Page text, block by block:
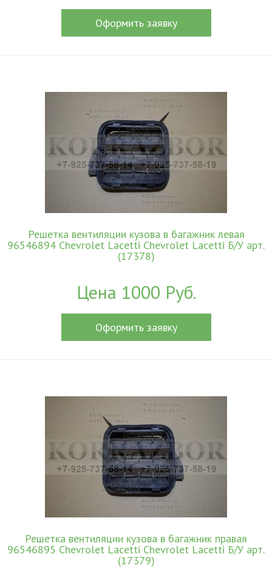
Оформить заявку
Решетка вентиляции кузова в багажник левая
96546894 Chevrolet Lacetti Chevrolet Lacetti Б/У арт.
(17378)
Цена 1000 Руб.
Оформить заявку
Решетка вентиляции кузова в багажник правая
96546895 Chevrolet Lacetti Chevrolet Lacetti Б/У арт.
(17379)